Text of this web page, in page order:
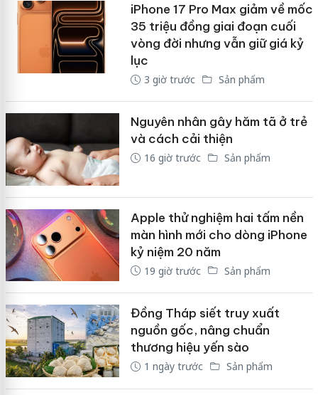
iPhone 17 Pro Max giảm về mốc
35 triệu đồng giai đoạn cuối
vòng đời nhưng vẫn giữ giá kỷ
lục
3 giờ trước Sản phẩm
Nguyên nhân gây hăm tã ở trẻ
và cách cải thiện
16 giờ trước Sản phẩm
Apple thử nghiệm hai tấm nền
màn hình mới cho dòng iPhone
kỷ niệm 20 năm
19 giờ trước Sản phẩm
Đồng Tháp siết truy xuất
nguồn gốc, nâng chuẩn
thương hiệu yến sào
1 ngày trước Sản phẩm